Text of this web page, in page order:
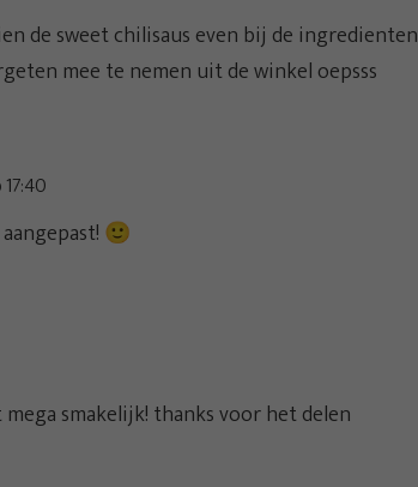
de sweet chilisaus even bij de ingredienten
mee te nemen uit de winkel oepsss
🙂
smakelijk! thanks voor het delen